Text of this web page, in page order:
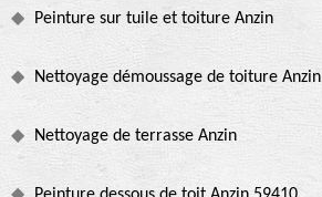
Peinture sur tuile et toiture Anzin
Nettoyage démoussage de toiture Anzin
Nettoyage de terrasse Anzin